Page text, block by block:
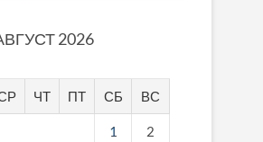
2026
ЧТ ПТ СБ ВС
1 2